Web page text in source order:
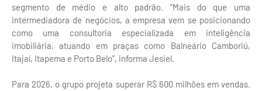
segmento de médio e alto padrão. “Mais do que uma
intermediadora de negócios, a empresa vem se posicionando
como uma consultoria especializada em inteligência
imobiliária, atuando em praças como Balneário Camboriú,
Itajaí, Itapema e Porto Belo”, informa Jesiel.
Para 2026, o grupo projeta superar R$ 600 milhões em vendas.